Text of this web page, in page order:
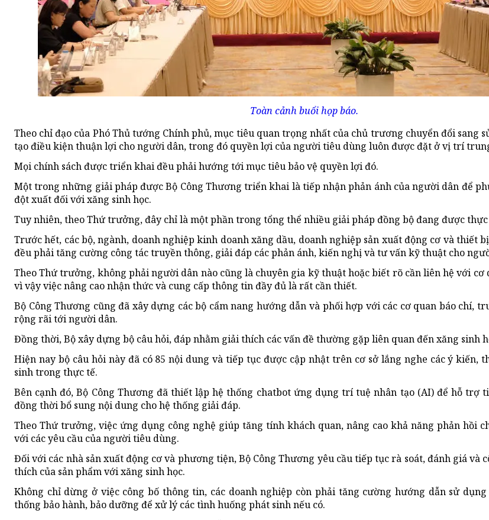
Toàn cảnh buổi họp báo.
Theo chỉ đạo của Phó Thủ tướng Chính phủ, mục tiêu quan trọng nhất của chủ trương chuyển đổi sang
tạo điều kiện thuận lợi cho người dân, trong đó quyền lợi của người tiêu dùng luôn được đặt ở vị trí
Mọi chính sách được triển khai đều phải hướng tới mục tiêu bảo vệ quyền lợi đó.
Một trong những giải pháp được Bộ Công Thương triển khai là tiếp nhận phản ánh của người dân để
đột xuất đối với xăng sinh học.
Tuy nhiên, theo Thứ trưởng, đây chỉ là một phần trong tổng thể nhiều giải pháp đồng bộ đang được
Trước hết, các bộ, ngành, doanh nghiệp kinh doanh xăng dầu, doanh nghiệp sản xuất động cơ và thiết
đều phải tăng cường công tác truyền thông, giải đáp các phản ánh, kiến nghị và tư vấn kỹ thuật cho
Theo Thứ trưởng, không phải người dân nào cũng là chuyên gia kỹ thuật hoặc biết rõ cần liên hệ với cơ
vì vậy việc nâng cao nhận thức và cung cấp thông tin đầy đủ là rất cần thiết.
Bộ Công Thương cũng đã xây dựng các bộ cẩm nang hướng dẫn và phối hợp với các cơ quan báo chí,
rộng rãi tới người dân.
Đồng thời, Bộ xây dựng bộ câu hỏi, đáp nhằm giải thích các vấn đề thường gặp liên quan đến xăng sinh
Hiện nay bộ câu hỏi này đã có 85 nội dung và tiếp tục được cập nhật trên cơ sở lắng nghe các ý kiến,
sinh trong thực tế.
Bên cạnh đó, Bộ Công Thương đã thiết lập hệ thống chatbot ứng dụng trí tuệ nhân tạo (AI) để hỗ trợ
đồng thời bổ sung nội dung cho hệ thống giải đáp.
Theo Thứ trưởng, việc ứng dụng công nghệ giúp tăng tính khách quan, nâng cao khả năng phản hồi
với các yêu cầu của người tiêu dùng.
Đối với các nhà sản xuất động cơ và phương tiện, Bộ Công Thương yêu cầu tiếp tục rà soát, đánh giá và
thích của sản phẩm với xăng sinh học.
Không chỉ dừng ở việc công bố thông tin, các doanh nghiệp còn phải tăng cường hướng dẫn sử
thống bảo hành, bảo dưỡng để xử lý các tình huống phát sinh nếu có.